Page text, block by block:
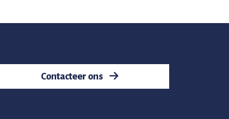
Contacteer ons